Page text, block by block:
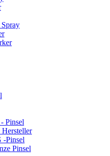
Pinsel
Hersteller
-Pinsel
Pinsel